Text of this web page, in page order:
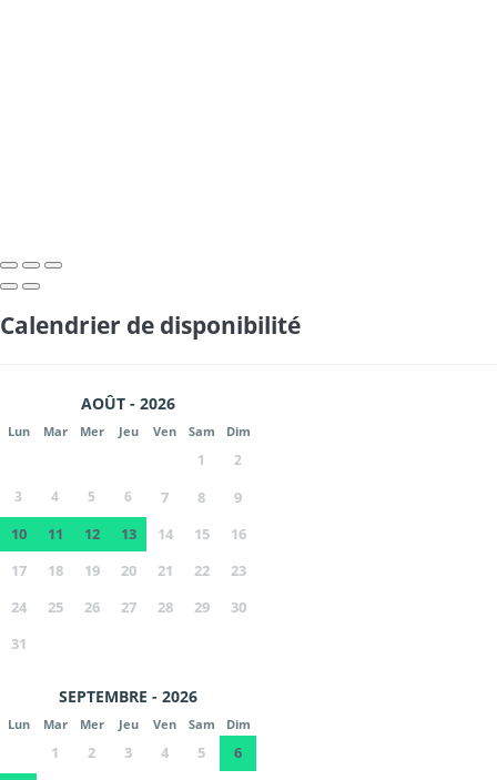
Calendrier de disponibilité
AOÛT - 2026
Lun Mar Mer Jeu Ven Sam Dim
1
2
3
4 5 6 7 8
9
10
11 12 13 14 15
16
17
18 19 20 21 22
23
24
25 26 27 28 29
30
31
SEPTEMBRE - 2026
Lun Mar Mer Jeu Ven Sam Dim
1 2 3 4 5 6